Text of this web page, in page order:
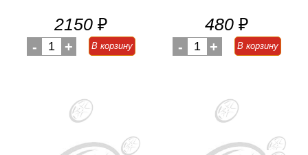
2150 ₽
- 1 + В корзину
480 ₽
- 1 + В корзину